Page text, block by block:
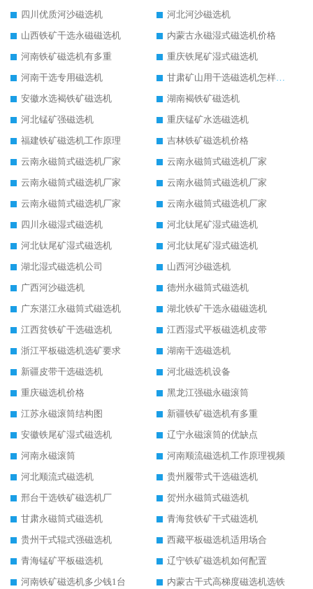
四川优质河沙磁选机
河北河沙磁选机
山西铁矿干选永磁磁选机
内蒙古永磁湿式磁选机价格
河南铁矿磁选机有多重
重庆铁尾矿湿式磁选机
河南干选专用磁选机
甘肃矿山用干选磁选机怎样调磁
安徽水选褐铁矿磁选机
湖南褐铁矿磁选机
河北锰矿强磁选机
重庆锰矿水选磁选机
福建铁矿磁选机工作原理
吉林铁矿磁选机价格
云南永磁筒式磁选机厂家
云南永磁筒式磁选机厂家
云南永磁筒式磁选机厂家
云南永磁筒式磁选机厂家
云南永磁筒式磁选机厂家
云南永磁筒式磁选机厂家
四川永磁湿式磁选机
河北钛尾矿湿式磁选机
河北钛尾矿湿式磁选机
河北钛尾矿湿式磁选机
湖北湿式磁选机公司
山西河沙磁选机
广西河沙磁选机
德州永磁筒式磁选机
广东湛江永磁筒式磁选机
湖北铁矿干选永磁磁选机
江西贫铁矿干选磁选机
江西湿式平板磁选机皮带
浙江平板磁选机选矿要求
湖南干选磁选机
新疆皮带干选磁选机
河北磁选机设备
重庆磁选机价格
黑龙江强磁永磁滚筒
江苏永磁滚筒结构图
新疆铁矿磁选机有多重
安徽铁尾矿湿式磁选机
辽宁永磁滚筒的优缺点
河南永磁滚筒
河南顺流磁选机工作原理视频
河北顺流式磁选机
贵州履带式干选磁选机
邢台干选铁矿磁选机厂
贺州永磁筒式磁选机
甘肃永磁筒式磁选机
青海贫铁矿干式磁选机
贵州干式辊式强磁选机
西藏平板磁选机适用场合
青海锰矿平板磁选机
辽宁铁矿磁选机如何配置
河南铁矿磁选机多少钱1台
内蒙古干式高梯度磁选机选铁